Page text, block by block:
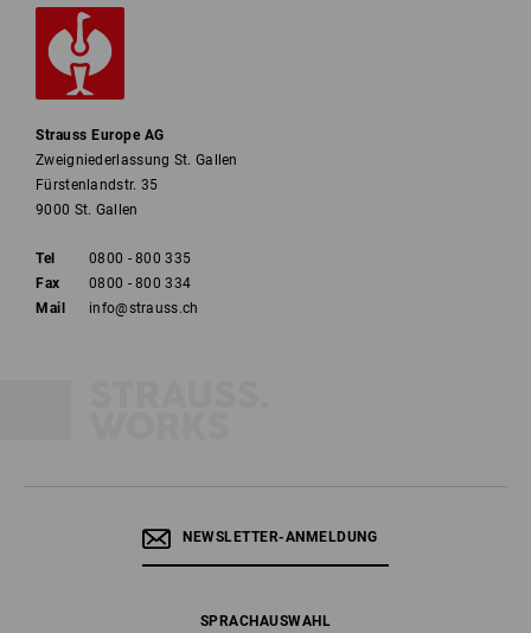
Strauss Europe AG
Zweigniederlassung St. Gallen
Fürstenlandstr. 35
9000 St. Gallen
Tel
0800 - 800 335
Fax
0800 - 800 334
Mail
info@strauss.ch
NEWSLETTER-ANMELDUNG
SPRACHAUSWAHL